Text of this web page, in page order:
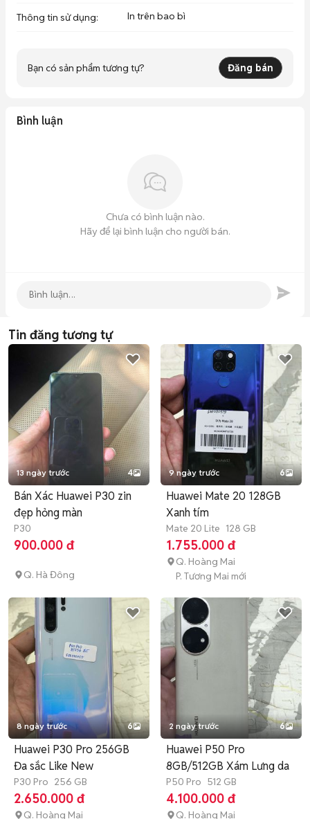
Thông tin sử dụng: In trên bao bì
Bạn có sản phẩm tương tự? Đăng bán
Bình luận
Chưa có bình luận nào.
Hãy để lại bình luận cho người bán.
Tin đăng tương tự
13 ngày trước 4
Bán Xác Huawei P30 zin
đẹp hỏng màn
P30
900.000 đ
Q. Hà Đông
9 ngày trước 6
Huawei Mate 20 128GB
Xanh tím
Mate 20 Lite 128 GB
1.755.000 đ
Q. Hoàng Mai
P. Tương Mai mới
8 ngày trước 6
Huawei P30 Pro 256GB
Đa sắc Like New
P30 Pro 256 GB
2.650.000 đ
Q. Hoàng Mai
2 ngày trước 6
Huawei P50 Pro
8GB/512GB Xám Lưng da
P50 Pro 512 GB
4.100.000 đ
Q. Hoàng Mai